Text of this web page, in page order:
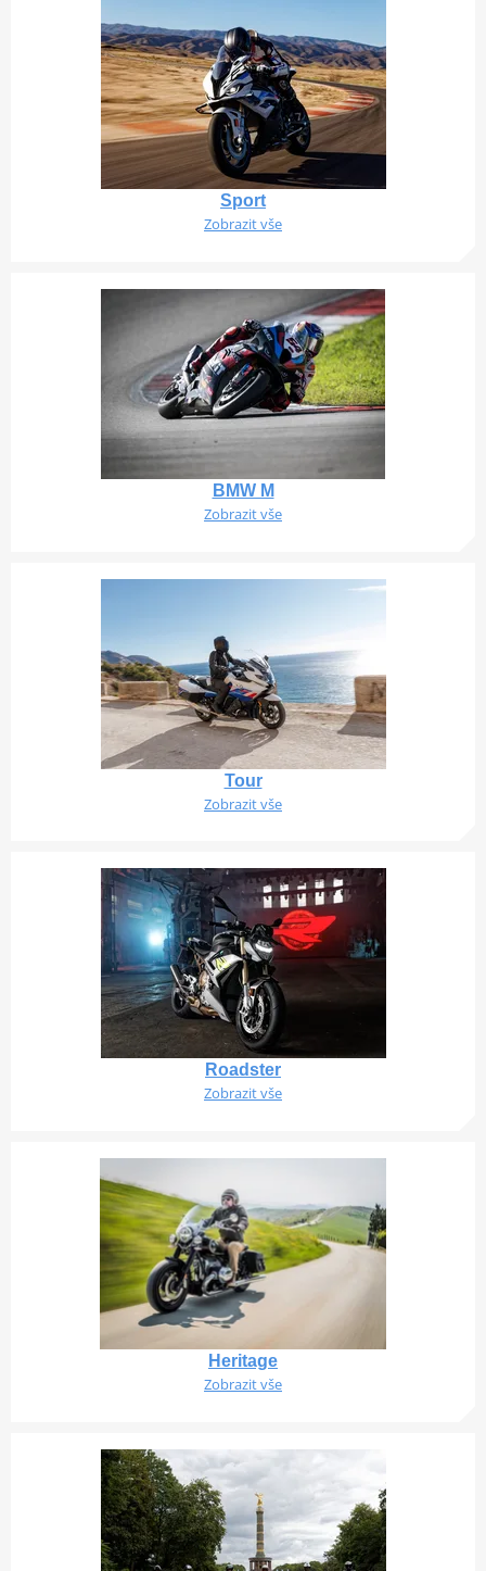
Sport
Zobrazit vše
BMW M
Zobrazit vše
Tour
Zobrazit vše
Roadster
Zobrazit vše
Heritage
Zobrazit vše